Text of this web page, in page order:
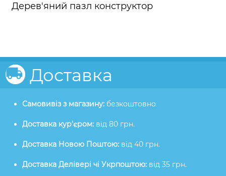
Дерев'яний пазл конструктор
Доставка
Самовивіз з магазину: безкоштовно
Доставка кур'єром: від 80 грн.
Доставка Новою Поштою: від 40 грн.
Доставка Делівері чі Укрпоштою: від 35 грн.